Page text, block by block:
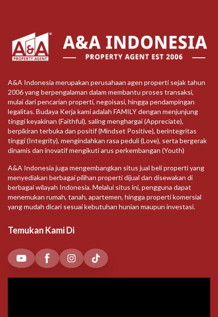
A&A Indonesia merupakan perusahaan agen properti sejak tahun
2006 yang berpengalaman dalam membantu proses transaksi,
mulai dari pencarian properti, negoisasi, hingga pendampingan
legalitas. Budaya Kerja kami adalah FAMILY dengan menjunjung
tinggi keyakinan (Faithful), saling menghargai (Appreciate),
berpikiran terbuka dan positif (Mindset Positive), berintegritas
tinggi (Integrity), mengindahkan rasa peduli (Love), serta bergerak
dinamis dan inovatif mengikuti arus perkembangan (Youth)
A&A Indonesia juga mengembangkan situs jual beli properti yang
menyediakan berbagai pilihan properti dijual dan disewakan di
berbagai wilayah Indonesia. Melalui situs ini, pengguna dapat
menemukan rumah, tanah, apartemen, hingga properti komersial
yang mudah dicari sesuai kebutuhan hunian maupun investasi.
Temukan Kami Di